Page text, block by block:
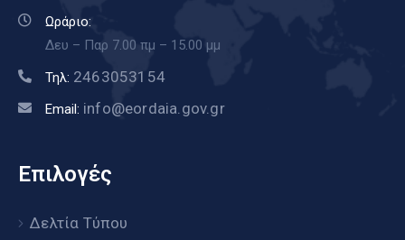
Ωράριο:
Δευ – Παρ 7.00 πμ – 15.00 μμ
Τηλ: 2463053154
Email: info@eordaia.gov.gr
Επιλογές
Δελτία Τύπου